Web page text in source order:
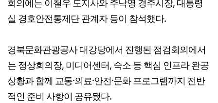
회의에는 이철우 도지사와 주낙영 경주시장, 대통령
실 경호안전통제단 관계자 등이 참석했다.
경북문화관광공사 대강당에서 진행된 점검회의에서
는 정상회의장, 미디어센터, 숙소 등 핵심 인프라 완공
상황과 함께 교통·의료·안전·문화 프로그램까지 전반
적인 준비 사항이 공유됐다.